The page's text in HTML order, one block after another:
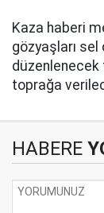
Kaza haberi
gözyaşları sel
düzenlenecek
toprağa
HABERE